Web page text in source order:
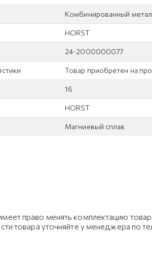
Комбинированный
HORST
24-2000000077
Товар приобретен на
16
HORST
Магниевый сплав
право менять комплектацию
товара уточняйте у менеджера